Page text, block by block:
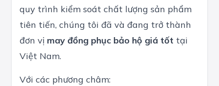
quy trình kiểm soát chất lượng sản phẩm
tiên tiến, chúng tôi đã và đang trở thành
đơn vị may đồng phục bảo hộ giá tốt tại
Việt Nam.
Với các phương châm: